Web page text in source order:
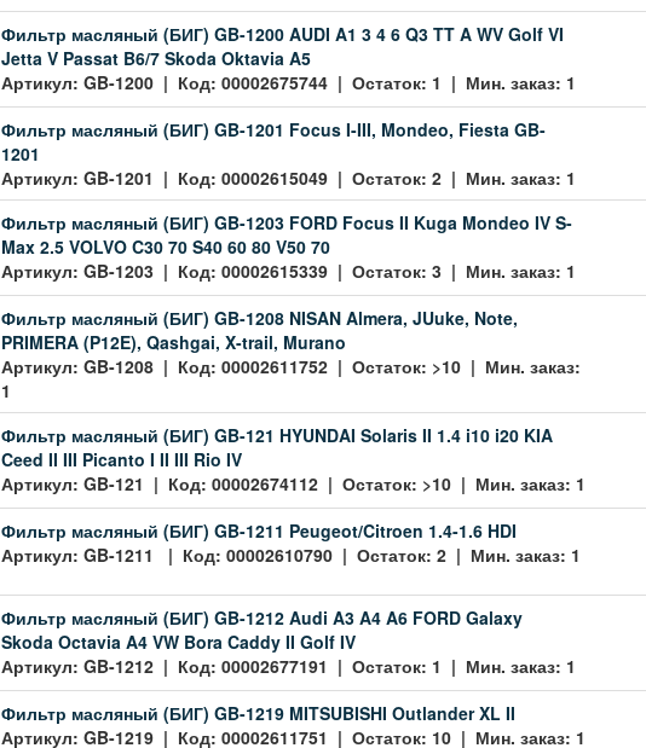
Фильтр масляный (БИГ) GB-1200 AUDI A1 3 4 6 Q3 TT A WV Golf VI
Jetta V Passat B6/7 Skoda Oktavia A5
Артикул: GB-1200 | Код: 00002675744 | Остаток: 1 | Мин. заказ: 1
Фильтр масляный (БИГ) GB-1201 Focus I-III, Mondeo, Fiesta GB-
1201
Артикул: GB-1201 | Код: 00002615049 | Остаток: 2 | Мин. заказ: 1
Фильтр масляный (БИГ) GB-1203 FORD Focus II Kuga Mondeo IV S-
Max 2.5 VOLVO C30 70 S40 60 80 V50 70
Артикул: GB-1203 | Код: 00002615339 | Остаток: 3 | Мин. заказ: 1
Фильтр масляный (БИГ) GB-1208 NISAN Almera, JUuke, Note,
PRIMERA (P12E), Qashgai, X-trail, Murano
Артикул: GB-1208 | Код: 00002611752 | Остаток: >10 | Мин. заказ:
1
Фильтр масляный (БИГ) GB-121 HYUNDAI Solaris II 1.4 i10 i20 KIA
Ceed II III Picanto I II III Rio IV
Артикул: GB-121 | Код: 00002674112 | Остаток: >10 | Мин. заказ: 1
Фильтр масляный (БИГ) GB-1211 Peugeot/Citroen 1.4-1.6 HDI
Артикул: GB-1211 | Код: 00002610790 | Остаток: 2 | Мин. заказ: 1
Фильтр масляный (БИГ) GB-1212 Audi A3 A4 A6 FORD Galaxy
Skoda Octavia A4 VW Bora Caddy II Golf IV
Артикул: GB-1212 | Код: 00002677191 | Остаток: 1 | Мин. заказ: 1
Фильтр масляный (БИГ) GB-1219 MITSUBISHI Outlander XL II
Артикул: GB-1219 | Код: 00002611751 | Остаток: 10 | Мин. заказ: 1